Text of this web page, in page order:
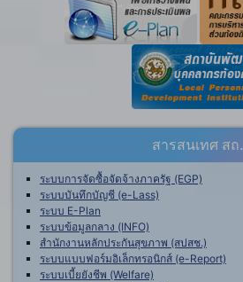
สารสนเทศ สถ.
ระบบการจัดซื้อจัดจ้างภาครัฐ (EGP)
ระบบบันทึกบัญชี (e-Lass)
ระบบ E-Plan
ระบบข้อมูลกลาง (INFO)
สำนักงานหลักประกันสุขภาพ (สปสช.)
ระบบแบบฟอร์มอิเล็กทรอนิกส์ (e-Report)
ระบบเบี้ยยังชีพ (Welfare)